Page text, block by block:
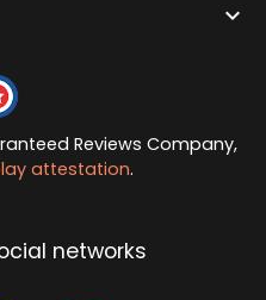

Reviews Company,
attestation.
networks